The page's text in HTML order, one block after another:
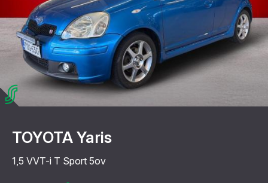
TOYOTA Yaris
1,5 VVT-i T Sport 5ov